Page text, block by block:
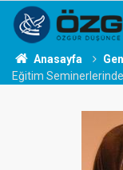
Anasayfa
Eğitim